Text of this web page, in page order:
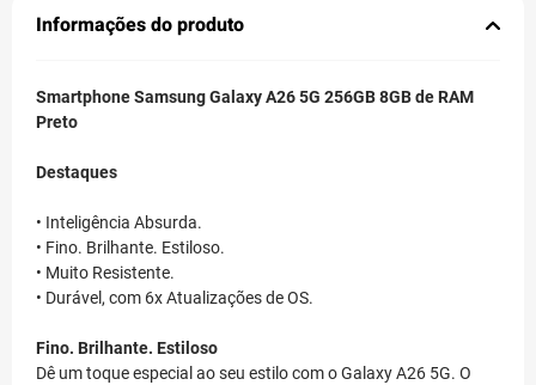
Informações do produto
Smartphone Samsung Galaxy A26 5G 256GB 8GB de RAM
Preto
Destaques
• Inteligência Absurda.
• Fino. Brilhante. Estiloso.
• Muito Resistente.
• Durável, com 6x Atualizações de OS.
Fino. Brilhante. Estiloso
Dê um toque especial ao seu estilo com o Galaxy A26 5G. O